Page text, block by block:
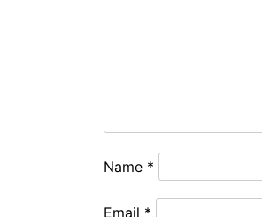
Name *
Email *